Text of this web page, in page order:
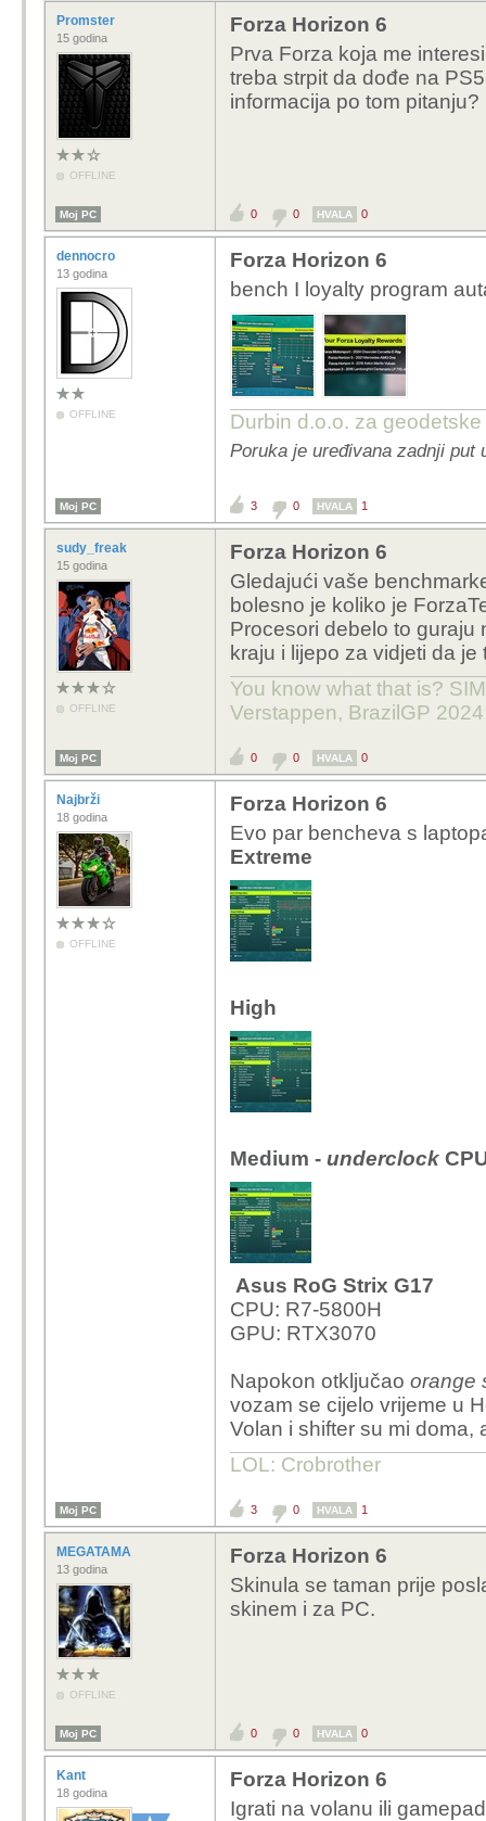
Promster
15 godina
OFFLINE
Forza Horizon 6
Prva Forza koja me
treba strpit da dođe na
informacija po tom pitanju?
Moj PC 0 0 HVALA 0
dennocro
13 godina
OFFLINE
Forza Horizon 6
bench I loyalty program
Durbin d.o.o. za
Poruka je uređivana zadnji put
Moj PC 3 0 HVALA 1
sudy_freak
15 godina
OFFLINE
Forza Horizon 6
Gledajući vaše
bolesno je koliko je
Procesori debelo to guraju
kraju i lijepo za vidjeti da
You know what that is?
Verstappen, BrazilGP 2024
Moj PC 0 0 HVALA 0
Najbrži
18 godina
OFFLINE
Forza Horizon 6
Evo par bencheva s
Extreme
High
Medium - underclock
Asus RoG Strix G17
CPU: R7-5800H
GPU: RTX3070
Napokon otključao orange
vozam se cijelo vrijeme u
Volan i shifter su mi
LOL: Crobrother
Moj PC 3 0 HVALA 1
MEGATAMA
13 godina
OFFLINE
Forza Horizon 6
Skinula se taman prije
skinem i za PC.
Moj PC 0 0 HVALA 0
Kant
18 godina
Forza Horizon 6
Igrati na volanu ili